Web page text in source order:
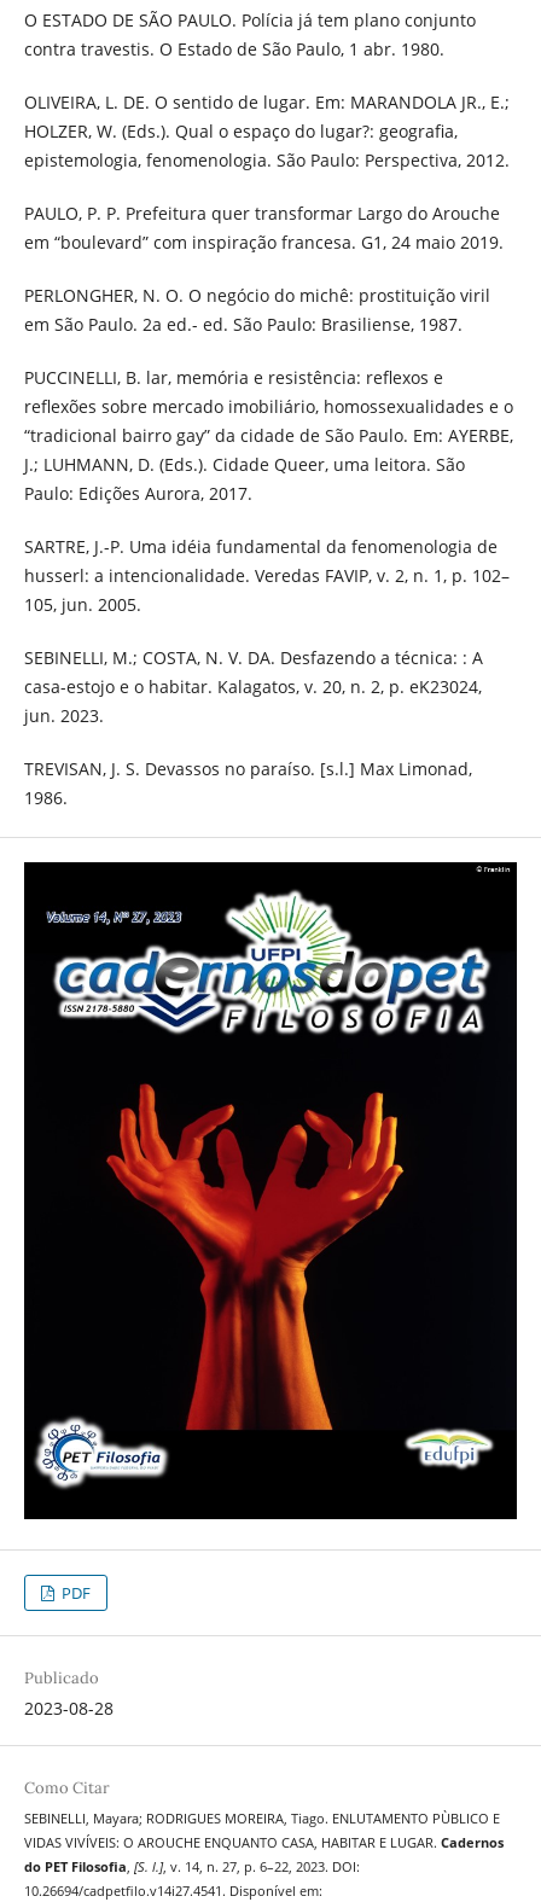
O ESTADO DE SÃO PAULO. Polícia já tem plano conjunto
contra travestis. O Estado de São Paulo, 1 abr. 1980.
OLIVEIRA, L. DE. O sentido de lugar. Em: MARANDOLA JR., E.;
HOLZER, W. (Eds.). Qual o espaço do lugar?: geografia,
epistemologia, fenomenologia. São Paulo: Perspectiva, 2012.
PAULO, P. P. Prefeitura quer transformar Largo do Arouche
em “boulevard” com inspiração francesa. G1, 24 maio 2019.
PERLONGHER, N. O. O negócio do michê: prostituição viril
em São Paulo. 2a ed.- ed. São Paulo: Brasiliense, 1987.
PUCCINELLI, B. lar, memória e resistência: reflexos e
reflexões sobre mercado imobiliário, homossexualidades e o
“tradicional bairro gay” da cidade de São Paulo. Em: AYERBE,
J.; LUHMANN, D. (Eds.). Cidade Queer, uma leitora. São
Paulo: Edições Aurora, 2017.
SARTRE, J.-P. Uma idéia fundamental da fenomenologia de
husserl: a intencionalidade. Veredas FAVIP, v. 2, n. 1, p. 102–
105, jun. 2005.
SEBINELLI, M.; COSTA, N. V. DA. Desfazendo a técnica: : A
casa-estojo e o habitar. Kalagatos, v. 20, n. 2, p. eK23024,
jun. 2023.
TREVISAN, J. S. Devassos no paraíso. [s.l.] Max Limonad,
1986.
PDF
Publicado
2023-08-28
Como Citar
SEBINELLI, Mayara; RODRIGUES MOREIRA, Tiago. ENLUTAMENTO PÙBLICO E
VIDAS VIVÍVEIS: O AROUCHE ENQUANTO CASA, HABITAR E LUGAR. Cadernos
do PET Filosofia, [S. l.], v. 14, n. 27, p. 6–22, 2023. DOI:
10.26694/cadpetfilo.v14i27.4541. Disponível em: